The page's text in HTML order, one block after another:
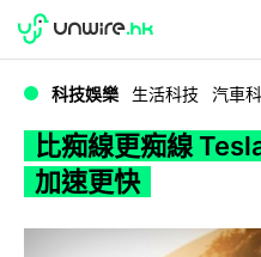
WWDC 2026
科技娛樂 生活科技 汽車
比痴線更痴線
加速更快